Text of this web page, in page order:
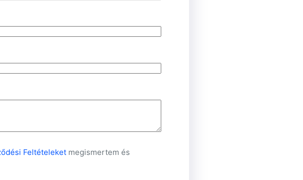
Feltételeket megismertem és